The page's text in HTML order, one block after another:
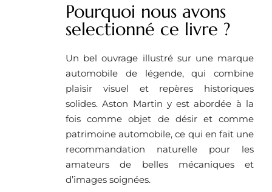
Pourquoi nous avons
selectionné ce livre ? ​
Un bel ouvrage illustré sur une marque
automobile de légende, qui combine
plaisir visuel et repères historiques
solides. Aston Martin y est abordée à la
fois comme objet de désir et comme
patrimoine automobile, ce qui en fait une
recommandation naturelle pour les
amateurs de belles mécaniques et
d’images soignées.